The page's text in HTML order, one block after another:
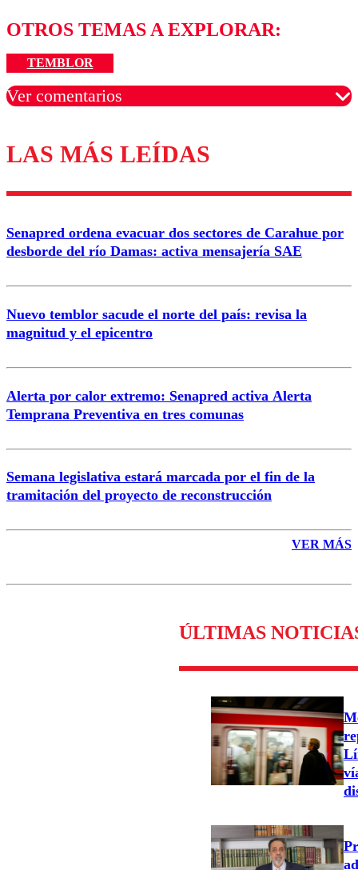
OTROS TEMAS A EXPLORAR:
TEMBLOR
Ver comentarios
Los comentarios son moderados para garantizar un
diálogo respetuoso.
Correo
LAS MÁS LEÍDAS
Senapred ordena evacuar dos sectores de Carahue por
desborde del río Damas: activa mensajería SAE
Nuevo temblor sacude el norte del país: revisa la
magnitud y el epicentro
Alerta por calor extremo: Senapred activa Alerta
Temprana Preventiva en tres comunas
Semana legislativa estará marcada por el fin de la
tramitación del proyecto de reconstrucción
VER MÁS
ÚLTIMAS